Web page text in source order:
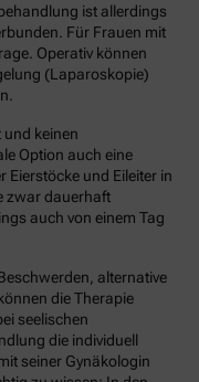
ist allerdings
Für Frauen mit
Operativ können
(Laparoskopie)
und keinen
Option auch eine
Eierstöcke und Eileiter in
zwar dauerhaft
auch von einem Tag
alternative
die Therapie
seelischen
die individuell
seiner Gynäkologin